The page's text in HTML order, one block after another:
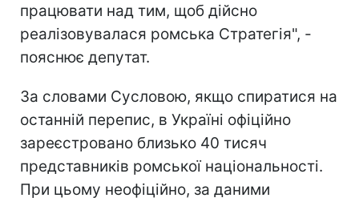
працювати над тим, щоб дійсно
реалізовувалася ромська Стратегія", -
пояснює депутат.
За словами Сусловою, якщо спиратися на
останній перепис, в Україні офіційно
зареєстровано близько 40 тисяч
представників ромської національності.
При цьому неофіційно, за даними